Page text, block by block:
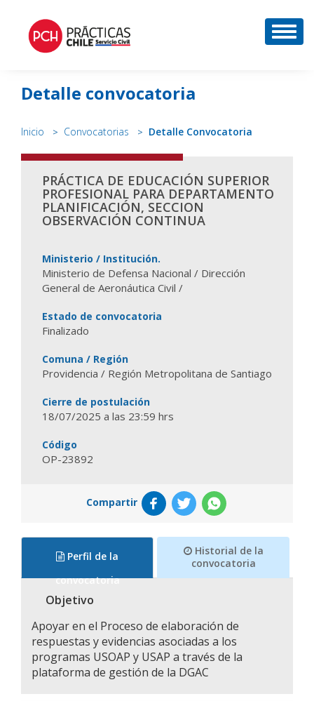
Detalle convocatoria
Inicio Convocatorias Detalle Convocatoria
PRÁCTICA DE EDUCACIÓN SUPERIOR
PROFESIONAL PARA DEPARTAMENTO
PLANIFICACIÓN, SECCION
OBSERVACIÓN CONTINUA
Ministerio / Institución.
Ministerio de Defensa Nacional / Dirección
General de Aeronáutica Civil /
Estado de convocatoria
Finalizado
Comuna / Región
Providencia / Región Metropolitana de Santiago
Cierre de postulación
18/07/2025 a las 23:59 hrs
Código
OP-23892
Compartir
Perfil de la
convocatoria
Historial de la
convocatoria
Objetivo
Apoyar en el Proceso de elaboración de
respuestas y evidencias asociadas a los
programas USOAP y USAP a través de la
plataforma de gestión de la DGAC